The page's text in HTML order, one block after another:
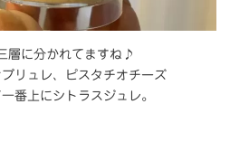
層に分かれてますね♪
リュレ、ピスタチオチーズ
番上にシトラスジュレ。